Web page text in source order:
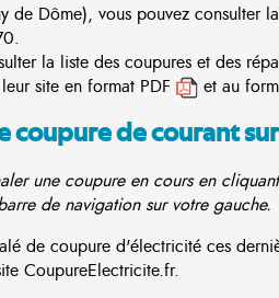
de Dôme), vous pouvez consulter
la liste des coupures et des
site en format PDF
et au
coupure de courant
une coupure en cours en
de navigation sur votre gauche.
de coupure d'électricité ces
CoupureElectricite.fr.